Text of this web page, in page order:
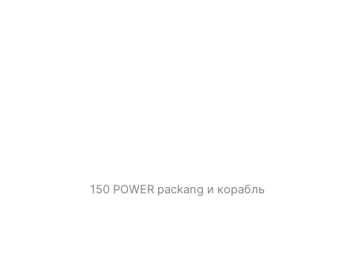
150 POWER packang и корабль